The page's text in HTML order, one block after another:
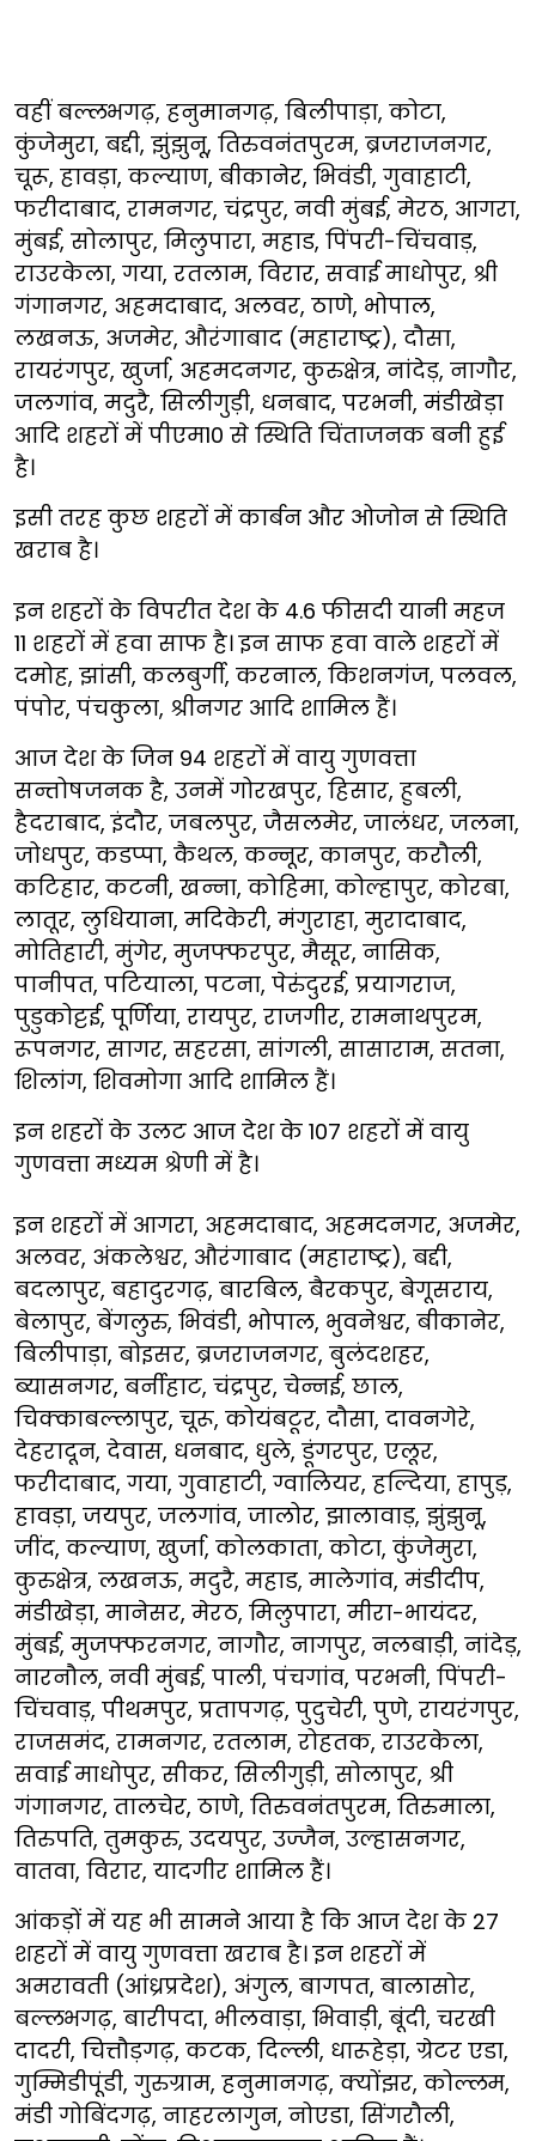
वहीं बल्लभगढ़, हनुमानगढ़, बिलीपाड़ा, कोटा,
कुंजेमुरा, बद्दी, झुंझुनू, तिरुवनंतपुरम, ब्रजराजनगर,
चूरू, हावड़ा, कल्याण, बीकानेर, भिवंडी, गुवाहाटी,
फरीदाबाद, रामनगर, चंद्रपुर, नवी मुंबई, मेरठ, आगरा,
मुंबई, सोलापुर, मिलुपारा, महाड, पिंपरी-चिंचवाड़,
राउरकेला, गया, रतलाम, विरार, सवाई माधोपुर, श्री
गंगानगर, अहमदाबाद, अलवर, ठाणे, भोपाल,
लखनऊ, अजमेर, औरंगाबाद (महाराष्ट्र), दौसा,
रायरंगपुर, खुर्जा, अहमदनगर, कुरुक्षेत्र, नांदेड़, नागौर,
जलगांव, मदुरै, सिलीगुड़ी, धनबाद, परभनी, मंडीखेड़ा
आदि शहरों में पीएम10 से स्थिति चिंताजनक बनी हुई
है।
इसी तरह कुछ शहरों में कार्बन और ओजोन से स्थिति
खराब है।
इन शहरों के विपरीत देश के 4.6 फीसदी यानी महज
11 शहरों में हवा साफ है। इन साफ हवा वाले शहरों में
दमोह, झांसी, कलबुर्गी, करनाल, किशनगंज, पलवल,
पंपोर, पंचकुला, श्रीनगर आदि शामिल हैं।
आज देश के जिन 94 शहरों में वायु गुणवत्ता
सन्तोषजनक है, उनमें गोरखपुर, हिसार, हुबली,
हैदराबाद, इंदौर, जबलपुर, जैसलमेर, जालंधर, जलना,
जोधपुर, कडप्पा, कैथल, कन्नूर, कानपुर, करौली,
कटिहार, कटनी, खन्ना, कोहिमा, कोल्हापुर, कोरबा,
लातूर, लुधियाना, मदिकेरी, मंगुराहा, मुरादाबाद,
मोतिहारी, मुंगेर, मुजफ्फरपुर, मैसूर, नासिक,
पानीपत, पटियाला, पटना, पेरुंदुरई, प्रयागराज,
पुडुकोट्टई, पूर्णिया, रायपुर, राजगीर, रामनाथपुरम,
रूपनगर, सागर, सहरसा, सांगली, सासाराम, सतना,
शिलांग, शिवमोगा आदि शामिल हैं।
इन शहरों के उलट आज देश के 107 शहरों में वायु
गुणवत्ता मध्यम श्रेणी में है।
इन शहरों में आगरा, अहमदाबाद, अहमदनगर, अजमेर,
अलवर, अंकलेश्वर, औरंगाबाद (महाराष्ट्र), बद्दी,
बदलापुर, बहादुरगढ़, बारबिल, बैरकपुर, बेगूसराय,
बेलापुर, बेंगलुरु, भिवंडी, भोपाल, भुवनेश्वर, बीकानेर,
बिलीपाड़ा, बोइसर, ब्रजराजनगर, बुलंदशहर,
ब्यासनगर, बर्नीहाट, चंद्रपुर, चेन्नई, छाल,
चिक्काबल्लापुर, चूरू, कोयंबटूर, दौसा, दावनगेरे,
देहरादून, देवास, धनबाद, धुले, डूंगरपुर, एलूर,
फरीदाबाद, गया, गुवाहाटी, ग्वालियर, हल्दिया, हापुड़,
हावड़ा, जयपुर, जलगांव, जालोर, झालावाड़, झुंझुनू,
जींद, कल्याण, खुर्जा, कोलकाता, कोटा, कुंजेमुरा,
कुरुक्षेत्र, लखनऊ, मदुरै, महाड, मालेगांव, मंडीदीप,
मंडीखेड़ा, मानेसर, मेरठ, मिलुपारा, मीरा-भायंदर,
मुंबई, मुजफ्फरनगर, नागौर, नागपुर, नलबाड़ी, नांदेड़,
नारनौल, नवी मुंबई, पाली, पंचगांव, परभनी, पिंपरी-
चिंचवाड़, पीथमपुर, प्रतापगढ़, पुदुचेरी, पुणे, रायरंगपुर,
राजसमंद, रामनगर, रतलाम, रोहतक, राउरकेला,
सवाई माधोपुर, सीकर, सिलीगुड़ी, सोलापुर, श्री
गंगानगर, तालचेर, ठाणे, तिरुवनंतपुरम, तिरुमाला,
तिरुपति, तुमकुरु, उदयपुर, उज्जैन, उल्हासनगर,
वातवा, विरार, यादगीर शामिल हैं।
आंकड़ों में यह भी सामने आया है कि आज देश के 27
शहरों में वायु गुणवत्ता खराब है। इन शहरों में
अमरावती (आंध्रप्रदेश), अंगुल, बागपत, बालासोर,
बल्लभगढ़, बारीपदा, भीलवाड़ा, भिवाड़ी, बूंदी, चरखी
दादरी, चित्तौड़गढ़, कटक, दिल्ली, धारूहेड़ा, ग्रेटर एडा,
गुम्मिडीपूंडी, गुरुग्राम, हनुमानगढ़, क्योंझर, कोल्लम,
मंडी गोबिंदगढ़, नाहरलागुन, नोएडा, सिंगरौली,